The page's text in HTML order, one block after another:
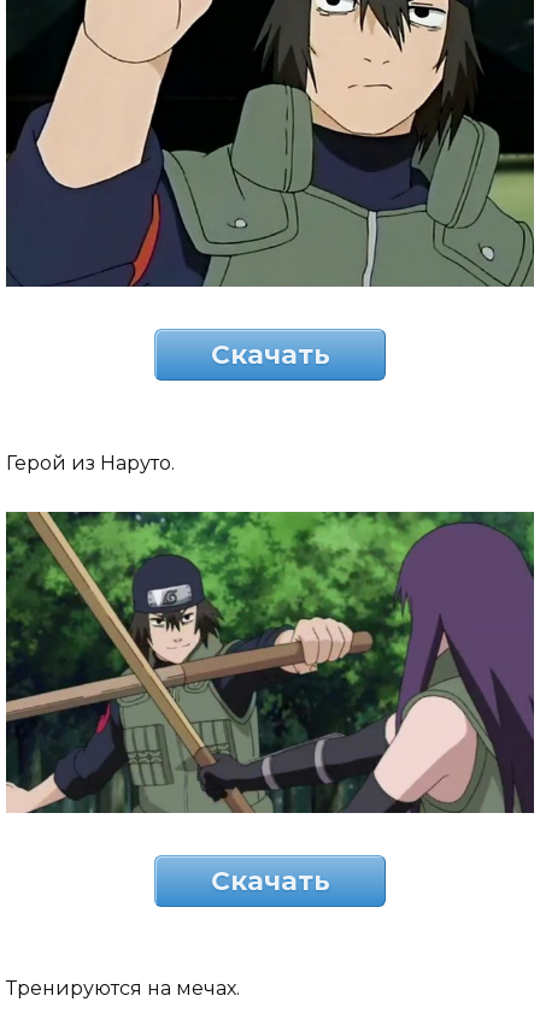
Скачать
Герой из Наруто.
Скачать
Тренируются на мечах.